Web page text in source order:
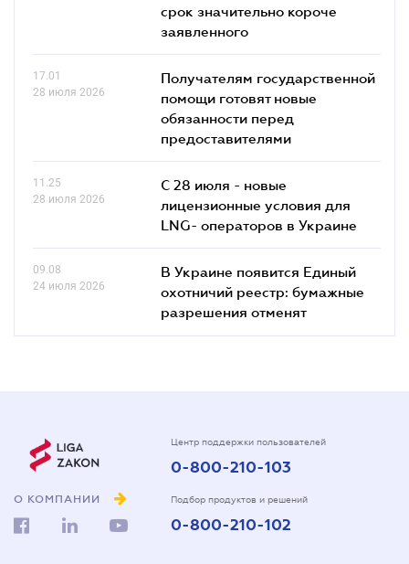
срок значительно короче
заявленного
17.01
28 июля 2026
Получателям государственной
помощи готовят новые
обязанности перед
предоставителями
11.25
28 июля 2026
С 28 июля - новые
лицензионные условия для
LNG- операторов в Украине
09.08
24 июля 2026
В Украине появится Единый
охотничий реестр: бумажные
разрешения отменят
О КОМПАНИИ
Центр поддержки пользователей
0-800-210-103
Подбор продуктов и решений
0-800-210-102